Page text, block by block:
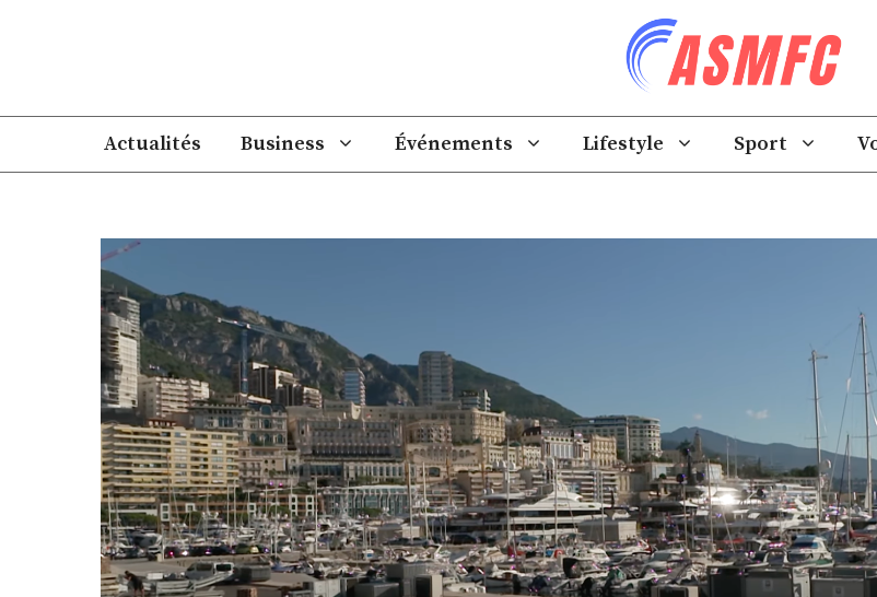
Actualités Business Événements Lifestyle Sport